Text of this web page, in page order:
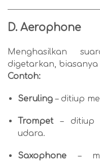
D. Aerophone
Menghasilkan
digetarkan,
Contoh:
Seruling – ditiup
Trompet– ditiup
udara.
Saxophone –